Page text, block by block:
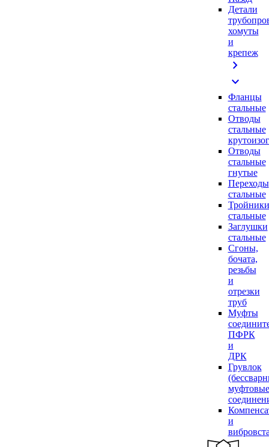
Детали
хомуты
и
крепеж
chevron_right
expand_more
Фланцы
стальные
Отводы
стальные
Отводы
стальные
гнутые
Переходы
стальные
Тройники
стальные
Заглушки
стальные
Сгоны,
бочата,
резьбы
и
отрезки
труб
Муфты
ПФРК
и
ДРК
Грувлок
муфтовые
и